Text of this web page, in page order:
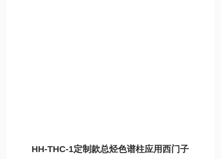
HH-THC-1定制款总烃色谱柱应用西门子